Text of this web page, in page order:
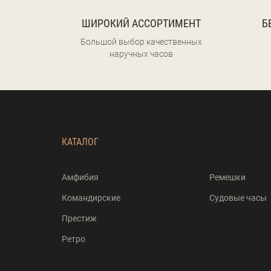
ШИРОКИЙ АССОРТИМЕНТ
Большой выбор качественных
наручных часов
КАТАЛОГ
Амфибия
Командирские
Престиж
Ретро
Ремешки
Судовые часы